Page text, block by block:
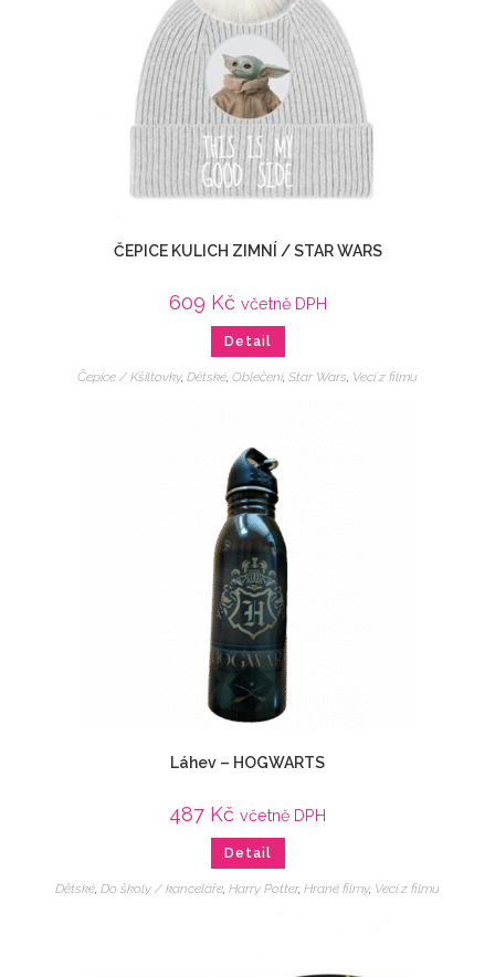
ČEPICE KULICH ZIMNÍ / STAR WARS
609 Kč včetně DPH
Detail
Čepice / Kšiltovky, Dětské, Oblečení, Star Wars, Veci z filmu
Láhev – HOGWARTS
487 Kč včetně DPH
Detail
Dětské Do školy / kanceláře Harry Potter, Hrané filmy, Veci z filmu